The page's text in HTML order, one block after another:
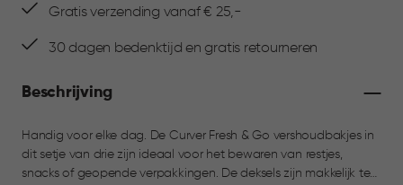
Gratis verzending vanaf € 25,-
30 dagen bedenktijd en gratis retourneren
Beschrijving
Handig voor elke dag. De Curver Fresh & Go vershoudbakjes in
dit setje van drie zijn ideaal voor het bewaren van restjes,
snacks of geopende verpakkingen. De deksels zijn makkelijk te